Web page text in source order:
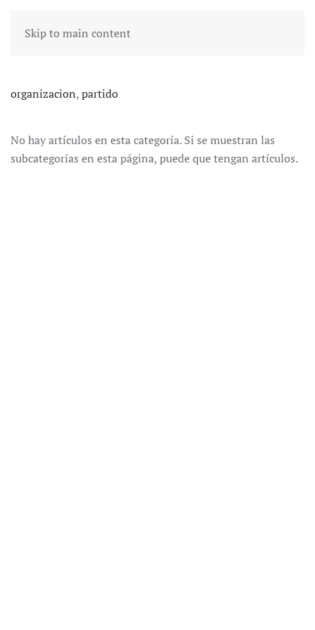
Skip to main content
organizacion,partido
No hay artículos en esta categoría. Si se muestran las
subcategorías en esta página, puede que tengan artículos.